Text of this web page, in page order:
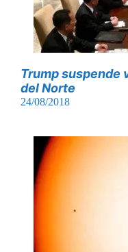
Trump suspende
del Norte
24/08/2018